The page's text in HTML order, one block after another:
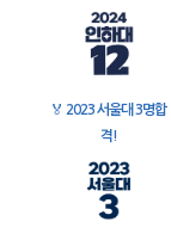
🏅 2023 서울대 3명합
격!